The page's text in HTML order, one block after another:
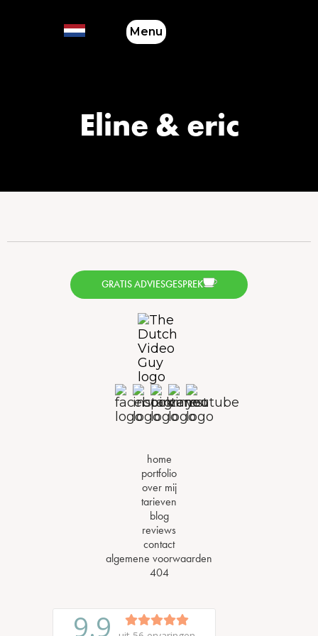
Menu
Eline & eric
GRATIS ADVIESGESPREK
home
portfolio
over mij
tarieven
blog
reviews
contact
algemene voorwaarden
404